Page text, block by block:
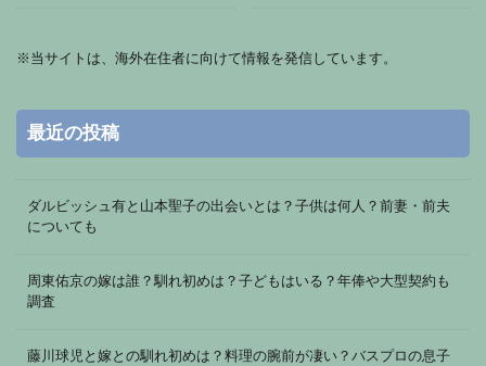
※ 当サイトは、海外在住者に向けて情報を発信しています。
最近の投稿
ダルビッシュ有と山本聖子の出会いとは？子供は何人？前妻・前夫
についても
周東佑京の嫁は誰？馴れ初めは？子どもはいる？年俸や大型契約も
調査
藤川球児と嫁との馴れ初めは？料理の腕前が凄い？バスプロの息子